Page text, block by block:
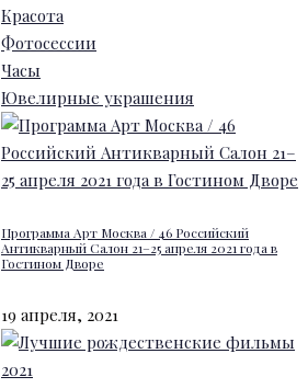
Красота
Фотосессии
Часы
Ювелирные украшения
Программа Арт Москва / 46 Российский
Антикварный Салон 21–25 апреля 2021 года в
Гостином Дворе
19 апреля, 2021